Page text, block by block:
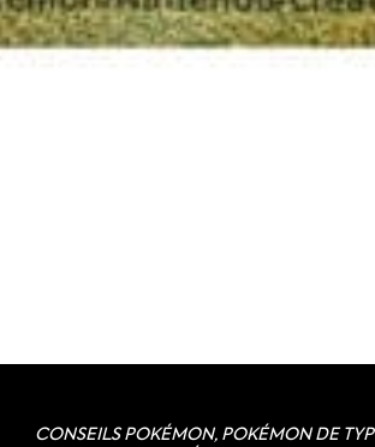
CONSEILS POKÉMON, POKÉMON DE